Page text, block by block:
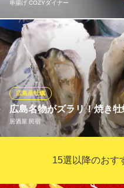
広島県広島市南区松原町1-2 ekie1F
串揚げ COZYダイナー
当店では、広島が誇るブラン
ます。大粒で火を通しても身
濃厚な旨みが最大の魅力。こ
で丁寧に包み込み揚げたカキ
当店自慢の逸品。磯の香りと
ください。
串揚げ COZYダイナー
広電本線銀山町駅 徒歩3分
広島県広島市中区銀山町10-4
広島名物がズラリ！焼き
居酒屋 民宿
広島産牡蠣
広島の宮島牡蠣を使った「焼
ミネラルをたっぷりと含んで
15選以降のおす